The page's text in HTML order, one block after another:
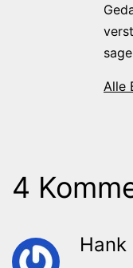
Alle
4
Hank